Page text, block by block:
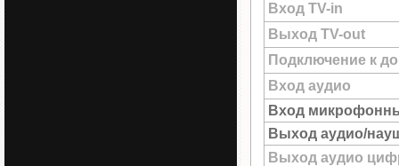
Вход TV-in
Выход TV-out
Подключение к
Вход аудио
Вход
Выход аудио/
Выход аудио